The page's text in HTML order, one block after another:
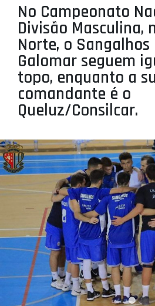
No Campeonato
Divisão Masculina,
Norte, o Sangalhos
Galomar seguem
topo, enquanto a
comandante é o
Queluz/Consilcar.